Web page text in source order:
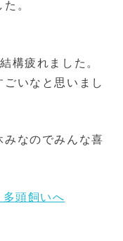
。
構疲れました。
いなと思いまし
みなのでみんな喜